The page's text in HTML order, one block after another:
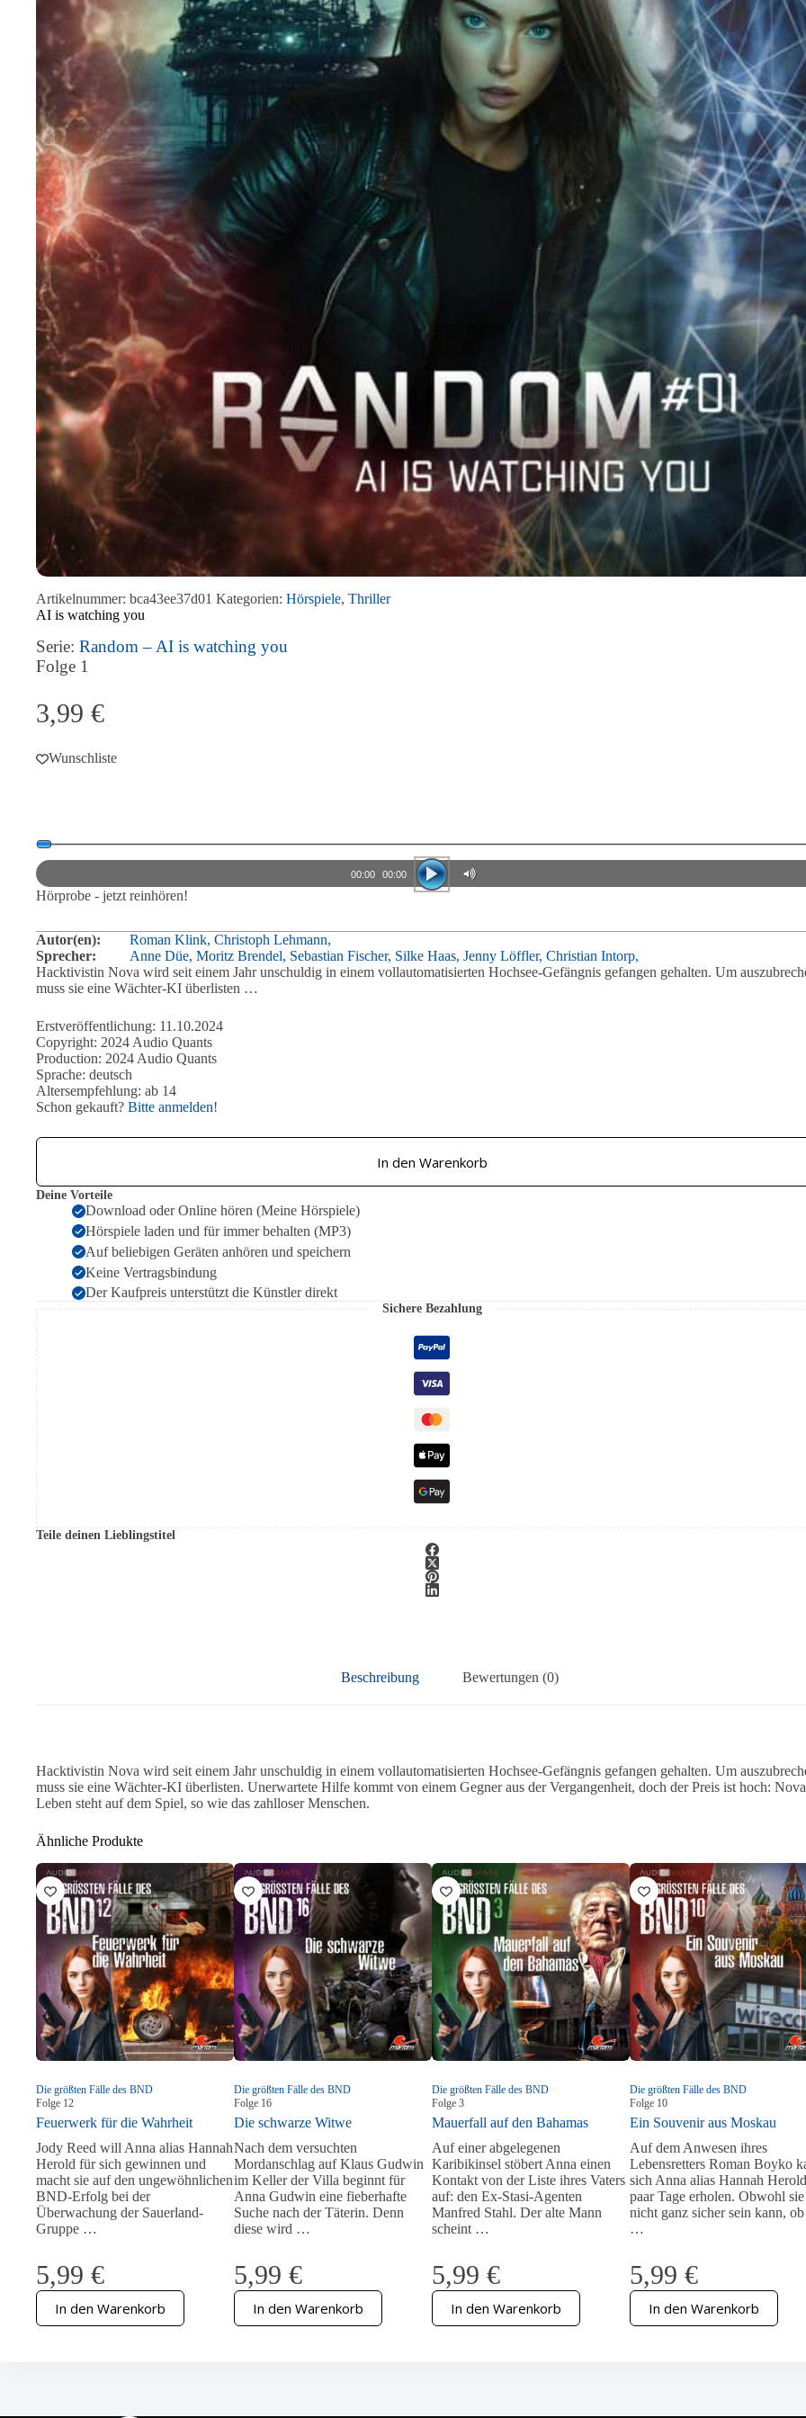
Artikelnummer: bca43ee37d01 Kategorien: Hörspiele, Thriller
AI is watching you
Serie: Random – AI is watching you
Folge 1
3,99 €
Wunschliste
Audio-
Player
00:00 00:00
Hörprobe - jetzt reinhören!
Autor(en): Roman Klink, Christoph Lehmann,
Sprecher:
Anne Düe, Moritz Brendel, Sebastian Fischer, Silke Haas, Jenny Löffler, Christian Intorp,
Hacktivistin Nova wird seit einem Jahr unschuldig in einem vollautomatisierten Hochsee-Gefängnis gefangen gehalten. Um
muss sie eine Wächter-KI überlisten …
Erstveröffentlichung: 11.10.2024
Copyright: 2024 Audio Quants
Production: 2024 Audio Quants
Sprache: deutsch
Altersempfehlung: ab 14
Schon gekauft? Bitte anmelden!
In den Warenkorb
Deine Vorteile
Download oder Online hören (Meine Hörspiele)
Hörspiele laden und für immer behalten (MP3)
Auf beliebigen Geräten anhören und speichern
Keine Vertragsbindung
Der Kaufpreis unterstützt die Künstler direkt
Sichere Bezahlung
Teile deinen Lieblingstitel
Beschreibung Bewertungen (0)
Hacktivistin Nova wird seit einem Jahr unschuldig in einem vollautomatisierten Hochsee-Gefängnis gefangen gehalten. Um
muss sie eine Wächter-KI überlisten. Unerwartete Hilfe kommt von einem Gegner aus der Vergangenheit, doch der Preis ist hoch:
Leben steht auf dem Spiel, so wie das zahlloser Menschen.
Ähnliche Produkte
Die größten Fälle des BND
Folge 12
Feuerwerk für die Wahrheit
Jody Reed will Anna alias Hannah
Herold für sich gewinnen und
macht sie auf den ungewöhnlichen
BND-Erfolg bei der
Überwachung der Sauerland-
Gruppe …
5,99 €
In den Warenkorb
Die größten Fälle des BND
Folge 16
Die schwarze Witwe
Nach dem versuchten
Mordanschlag auf Klaus Gudwin
im Keller der Villa beginnt für
Anna Gudwin eine fieberhafte
Suche nach der Täterin. Denn
diese wird …
5,99 €
In den Warenkorb
Die größten Fälle des BND
Folge 3
Mauerfall auf den Bahamas
Auf einer abgelegenen
Karibikinsel stöbert Anna einen
Kontakt von der Liste ihres Vaters
auf: den Ex-Stasi-Agenten
Manfred Stahl. Der alte Mann
scheint …
5,99 €
In den Warenkorb
Die größten Fälle des BND
Folge 10
Ein Souvenir aus Moskau
Auf dem Anwesen ihres
Lebensretters Roman Boyko
sich Anna alias Hannah
paar Tage erholen. Obwohl sie
nicht ganz sicher sein kann,
…
5,99 €
In den Warenkorb